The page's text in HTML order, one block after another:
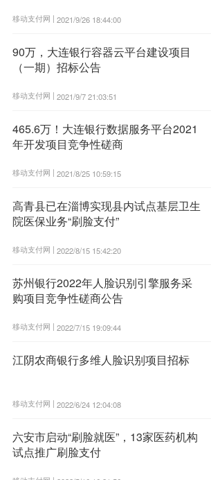
移动支付网 | 2021/9/26 18:44:00
90万，大连银行容器云平台建设项目
（一期）招标公告
移动支付网 | 2021/9/7 21:03:51
465.6万！大连银行数据服务平台2021
年开发项目竞争性磋商
移动支付网 | 2021/8/25 10:59:15
高青县已在淄博实现县内试点基层卫生
院医保业务“刷脸支付”
移动支付网 | 2022/8/15 15:42:20
苏州银行2022年人脸识别引擎服务采
购项目竞争性磋商公告
移动支付网 | 2022/7/15 19:09:44
江阴农商银行多维人脸识别项目招标
移动支付网 | 2022/6/24 12:04:08
六安市启动“刷脸就医”，13家医药机构
试点推广刷脸支付